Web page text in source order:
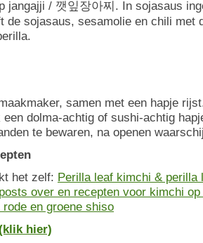
jangajji / 깻잎장아찌. In sojasaus
de sojasaus, sesamolie en chili met
samen met een hapje
dolma-achtig of sushi-achtig
te bewaren, na openen
het zelf: Perilla leaf kimchi & perilla
over en recepten voor kimchi
rode en groene shiso
hier)